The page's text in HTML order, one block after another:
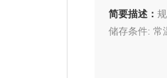
简要描述：
储存条件: 常